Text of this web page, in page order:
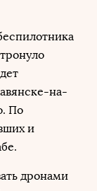
на-
По
и
дронами